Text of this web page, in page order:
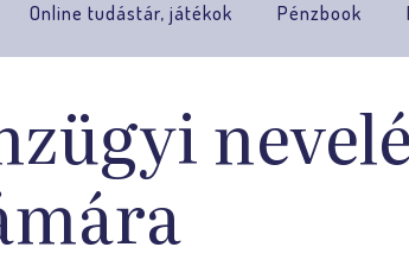
Online tudástár, játékok Pénzbook